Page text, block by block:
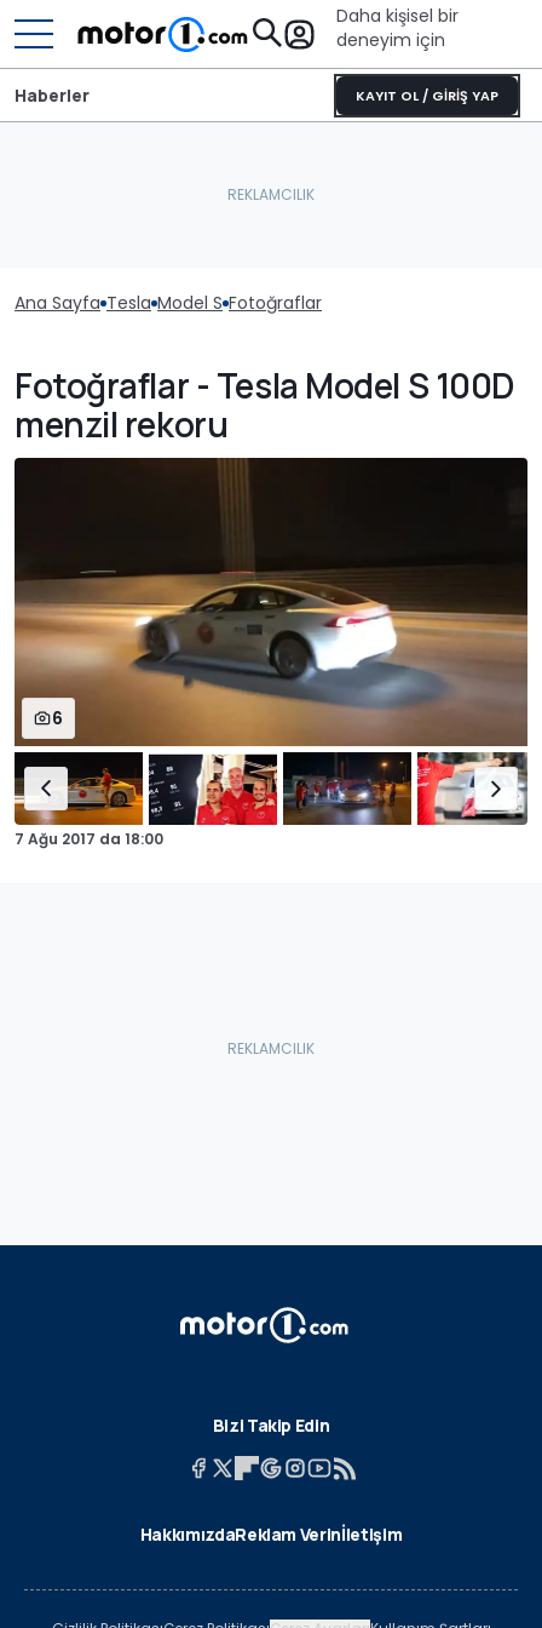
Daha kişisel bir
deneyim için
KAYIT OL / GİRİŞ YAP
Haberler
Ana Sayfa Tesla Model S Fotoğraflar
Fotoğraflar - Tesla Model S 100D
menzil rekoru
6
7 Ağu 2017 da 18:00
Bizi Takip Edin
HakkımızdaReklam Verinİletişim